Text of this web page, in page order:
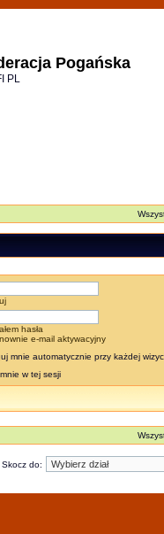
Pogańska
PL
hasła
e-mail aktywacyjny
mnie automatycznie przy każdej
w tej sesji
Skocz do: